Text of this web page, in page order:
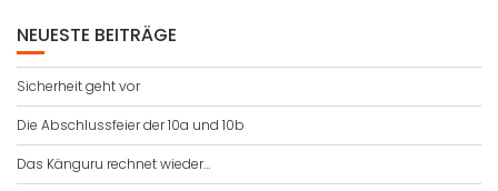
NEUESTE BEITRÄGE
Sicherheit geht vor
Die Abschlussfeier der 10a und 10b
Das Känguru rechnet wieder…